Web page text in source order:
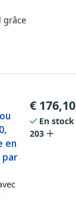
grâce
en
par
€ 176,10
En stock
203